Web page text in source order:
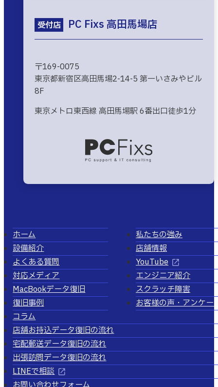
受付店 PC Fixs 高田馬場店
〒169-0075
東京都新宿区高田馬場2-14-5 第一いさみやビル
8F
東京メトロ東西線 高田馬場駅 6番出口徒歩1分
ホーム
私たちの強み
設備紹介
店舗情報
よくある質問
YouTube
対応メディア
エンジニア紹介
MacBookデータ復旧
スクラッチ障害
復旧事例
お客様の声・アンケー
コラム
店舗お持込データ復旧の流れ
宅配郵送データ復旧の流れ
出張訪問データ復旧の流れ
LINEで相談